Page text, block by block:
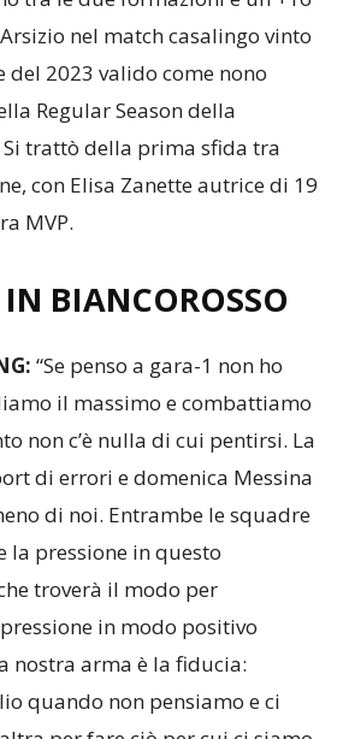
nel match casalingo vinto
Regular Season della
Si trattò della prima sfida tra
MVP.
IN BIANCOROSSO
“Se penso a gara-1 non ho
il massimo e combattiamo
non c’è nulla di cui pentirsi. La
di errori e domenica Messina
di noi. Entrambe le squadre
pressione in questo
troverà il modo per
in modo positivo
quando non pensiamo e ci